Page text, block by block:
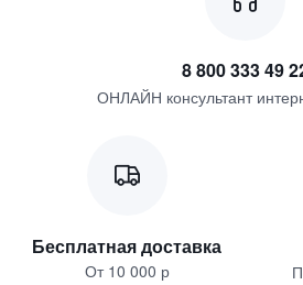
8 800 333 49
ОНЛАЙН консультант
Бесплатная доставка
От 10 000 р